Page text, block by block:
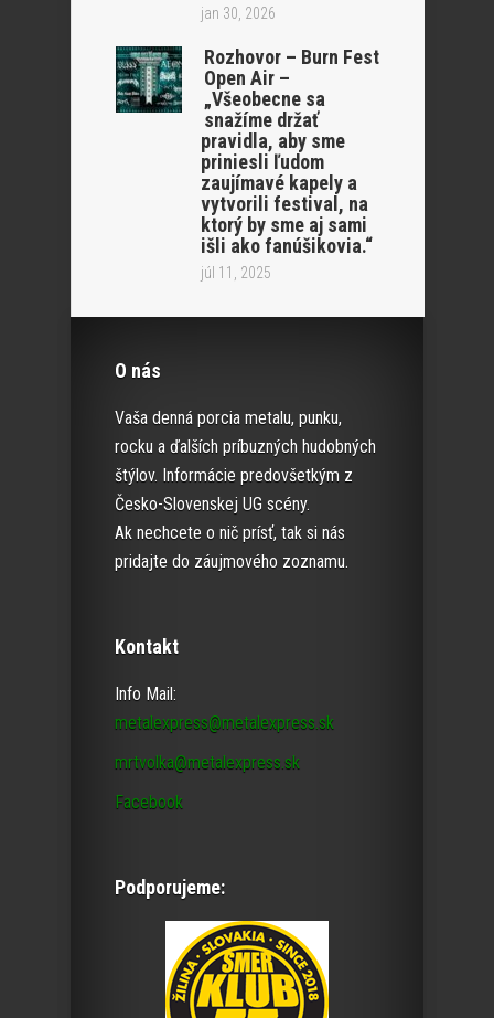
jan 30, 2026
Rozhovor – Burn Fest
Open Air –
„Všeobecne sa
snažíme držať
pravidla, aby sme
priniesli ľudom
zaujímavé kapely a
vytvorili festival, na
ktorý by sme aj sami
išli ako fanúšikovia.“
júl 11, 2025
O nás
Vaša denná porcia metalu, punku,
rocku a ďalších príbuzných hudobných
štýlov. Informácie predovšetkým z
Česko-Slovenskej UG scény.
Ak nechcete o nič prísť, tak si nás
pridajte do záujmového zoznamu.
Kontakt
Info Mail:
metalexpress@metalexpress.sk
mrtvolka@metalexpress.sk
Facebook
Podporujeme: